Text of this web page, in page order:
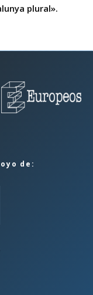
plural».
de: